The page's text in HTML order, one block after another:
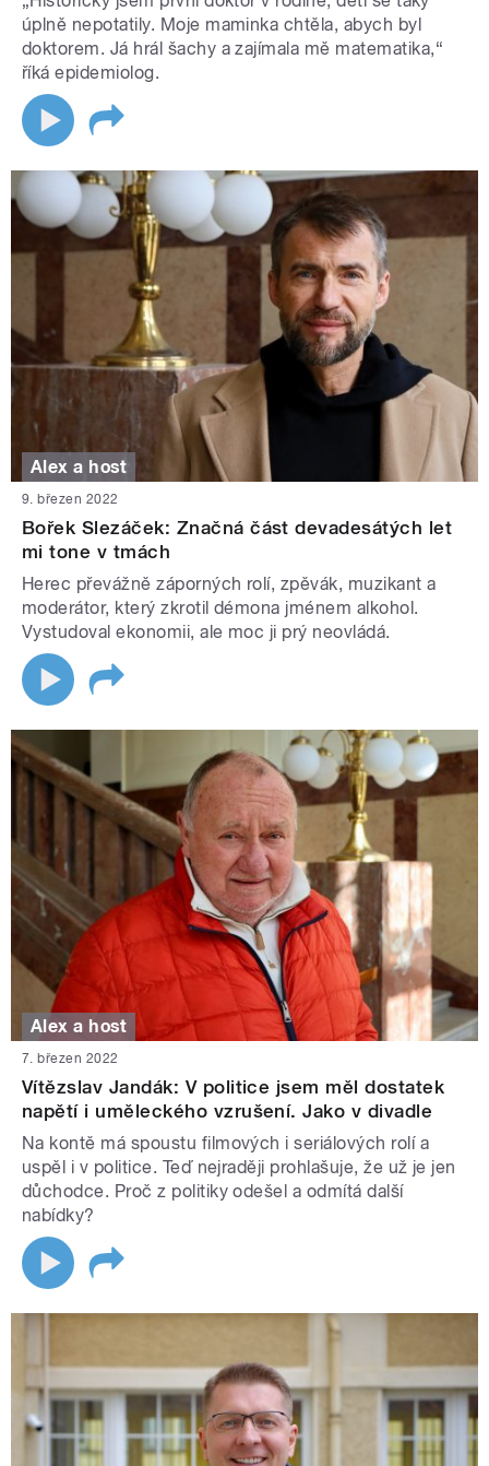
úplně nepotatily. Moje maminka chtěla, abych byl
doktorem. Já hrál šachy a zajímala mě matematika,“
říká epidemiolog.
Alex a host
9. březen 2022
Bořek Slezáček: Značná část devadesátých let
mi tone v tmách
Herec převážně záporných rolí, zpěvák, muzikant a
moderátor, který zkrotil démona jménem alkohol.
Vystudoval ekonomii, ale moc ji prý neovládá.
Alex a host
7. březen 2022
Vítězslav Jandák: V politice jsem měl dostatek
napětí i uměleckého vzrušení. Jako v divadle
Na kontě má spoustu filmových i seriálových rolí a
uspěl i v politice. Teď nejraději prohlašuje, že už je jen
důchodce. Proč z politiky odešel a odmítá další
nabídky?